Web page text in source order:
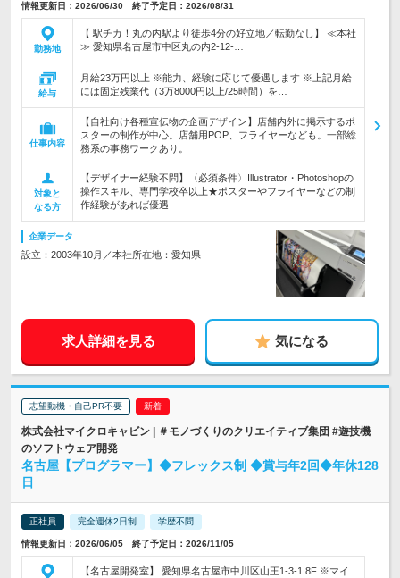
情報更新日：2026/06/30 終了予定日：2026/08/31
勤務地
【 駅チカ！丸の内駅より徒歩4分の好立地／転勤なし】 ≪本社
≫ 愛知県名古屋市中区丸の内2-12-…
給与
月給23万円以上 ※能力、経験に応じて優遇します ※上記月給
には固定残業代（3万8000円以上/25時間）を…
仕事内容
【自社向け各種宣伝物の企画デザイン】店舗内外に掲示するポ
スターの制作が中心。店舗用POP、フライヤーなども。一部総
務系の事務ワークあり。
対象と
なる方
【デザイナー経験不問】〈必須条件〉Illustrator・Photoshopの
操作スキル、専門学校卒以上★ポスターやフライヤーなどの制
作経験があれば優遇
企業データ
設立：2003年10月／本社所在地：愛知県
求人詳細を見る 気になる
志望動機・自己PR不要
株式会社マイクロキャビン | ＃モノづくりのクリエイティブ集団 #遊技機
のソフトウェア開発
名古屋【プログラマー】◆フレックス制 ◆賞与年2回◆年休128
日
正社員 完全週休2日制 学歴不問
情報更新日：2026/06/05 終了予定日：2026/11/05
【名古屋開発室】 愛知県名古屋市中川区山王1-3-1 8F ※マイ